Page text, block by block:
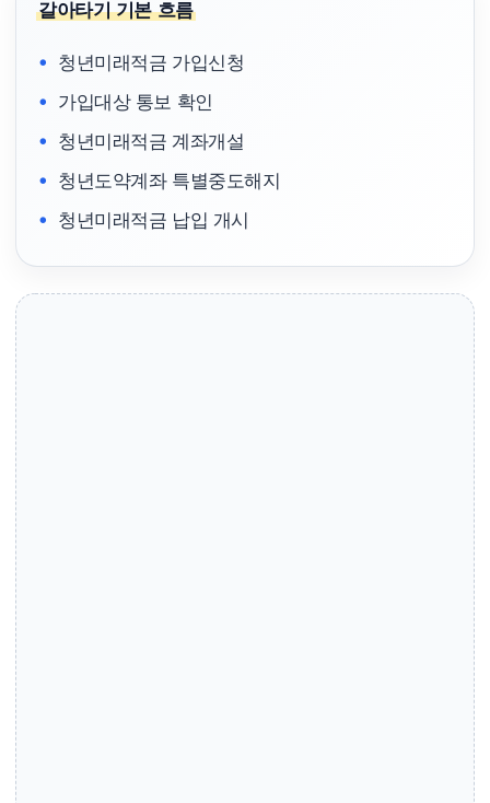
갈아타기 기본 흐름
청년미래적금 가입신청
가입대상 통보 확인
청년미래적금 계좌개설
청년도약계좌 특별중도해지
청년미래적금 납입 개시